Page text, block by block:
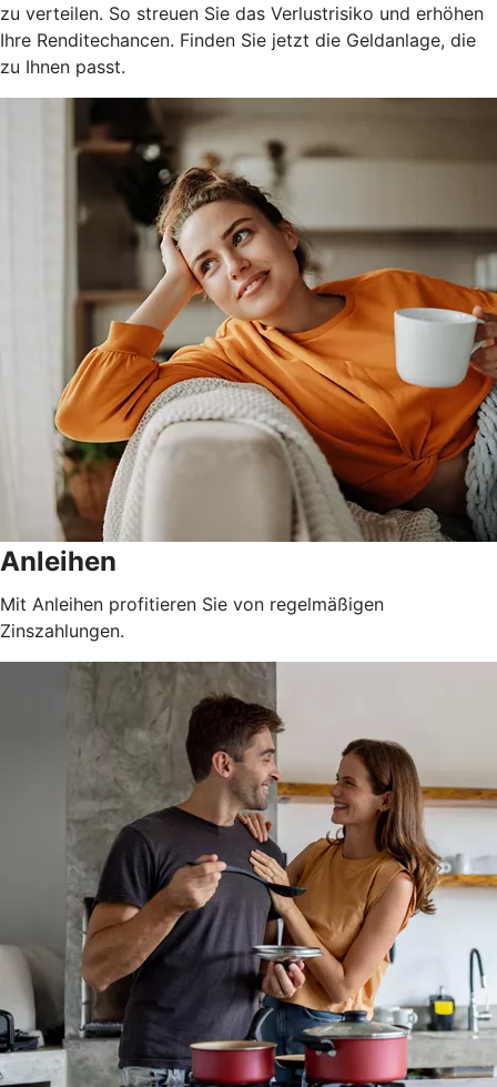
zu verteilen. So streuen Sie das Verlustrisiko und erhöhen
Ihre Renditechancen. Finden Sie jetzt die Geldanlage, die
zu Ihnen passt.
Anleihen
Mit Anleihen profitieren Sie von regelmäßigen
Zinszahlungen.